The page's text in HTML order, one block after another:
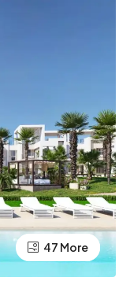
43 More
47 More